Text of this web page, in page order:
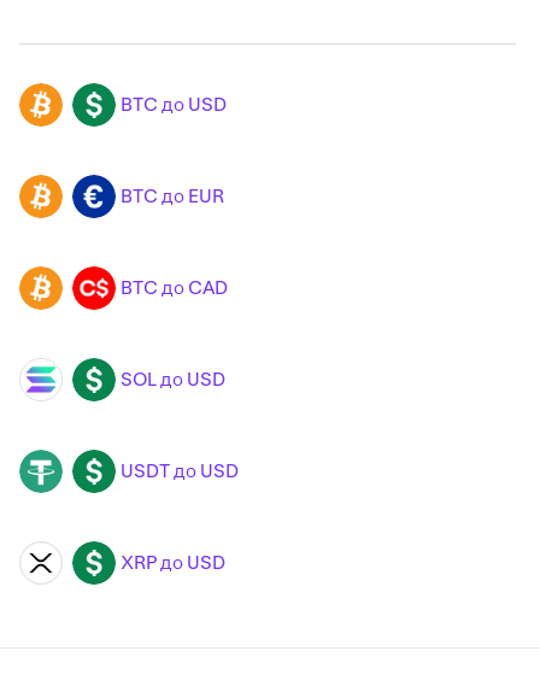
BTC USD BTC до USD
BTC EUR BTC до EUR
BTC CAD BTC до CAD
SOL USD SOL до USD
USDT USD USDT до USD
XRP USD XRP до USD